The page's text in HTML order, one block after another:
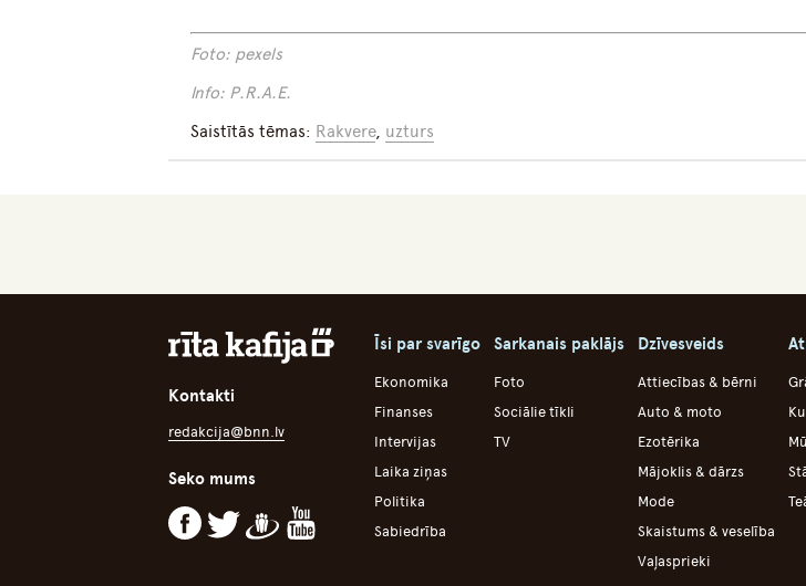
Foto: pexels
Info: P.R.A.E.
Saistītās tēmas: Rakvere, uzturs
Kontakti
redakcija@bnn.lv
Seko mums
Īsi par svarīgo
Ekonomika
Finanses
Intervijas
Laika ziņas
Politika
Sabiedrība
Sarkanais paklājs
Foto
Sociālie tīkli
TV
Dzīvesveids
Attiecības & bērni
Auto & moto
Ezotērika
Mājoklis & dārzs
Mode
Skaistums & veselība
Vaļasprieki